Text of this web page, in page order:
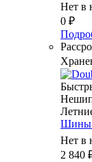
Нет в
0 ₽
Шины
Нет в
2 840